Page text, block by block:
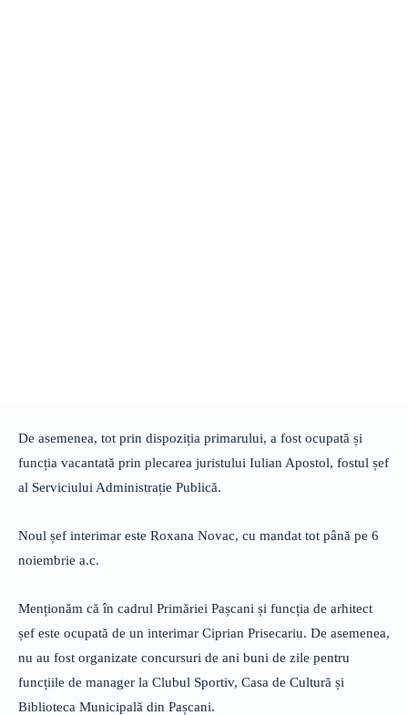
De asemenea, tot prin dispoziția primarului, a fost ocupată și
funcția vacantată prin plecarea juristului Iulian Apostol, fostul șef
al Serviciului Administrație Publică.
Noul șef interimar este Roxana Novac, cu mandat tot până pe 6
noiembrie a.c.
Menționăm că în cadrul Primăriei Pașcani și funcția de arhitect
șef este ocupată de un interimar Ciprian Prisecariu. De asemenea,
nu au fost organizate concursuri de ani buni de zile pentru
funcțiile de manager la Clubul Sportiv, Casa de Cultură și
Biblioteca Municipală din Pașcani.